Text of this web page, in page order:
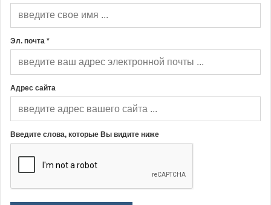
Эл. почта *
Адрес сайта
Введите слова, которые Вы видите ниже